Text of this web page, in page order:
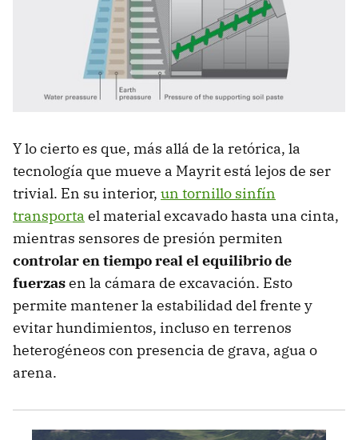
Y lo cierto es que, más allá de la retórica, la
tecnología que mueve a Mayrit está lejos de ser
trivial. En su interior, un tornillo sinfín
transporta el material excavado hasta una cinta,
mientras sensores de presión permiten
controlar en tiempo real el equilibrio de
fuerzasen la cámara de excavación. Esto
permite mantener la estabilidad del frente y
evitar hundimientos, incluso en terrenos
heterogéneos con presencia de grava, agua o
arena.